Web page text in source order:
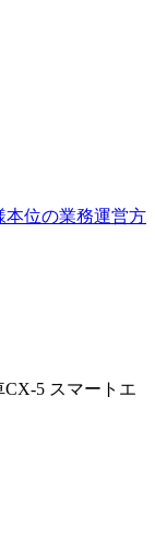
本位の業務運営方
5 スマートエ